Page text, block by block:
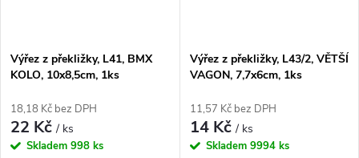
Výřez z překližky, L41, BMX
KOLO, 10x8,5cm, 1ks
18,18 Kč bez DPH
22 Kč/ ks
Skladem 998 ks
Výřez z překližky, L43/2, VĚTŠÍ
VAGON, 7,7x6cm, 1ks
11,57 Kč bez DPH
14 Kč/ ks
Skladem 9994 ks